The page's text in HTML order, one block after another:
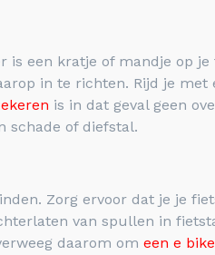
is een kratje of mandje op
in te richten. Rijd je met
is in dat geval geen
schade of diefstal.
Zorg ervoor dat je je
van spullen in
daarom om een e